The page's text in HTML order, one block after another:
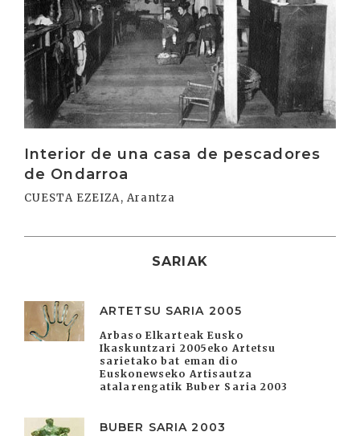
Interior de una casa de pescadores
de Ondarroa
CUESTA EZEIZA, Arantza
SARIAK
ARTETSU SARIA 2005
Arbaso Elkarteak Eusko
Ikaskuntzari 2005eko Artetsu
sarietako bat eman dio
Euskonewseko Artisautza
atalarengatik Buber Saria 2003
BUBER SARIA 2003